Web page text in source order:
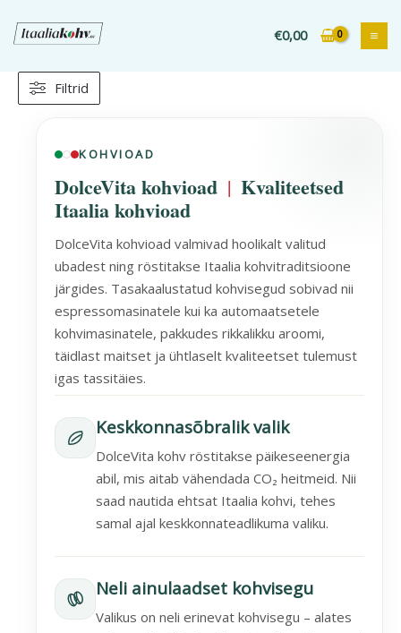
sisu
juurde
€0,00
Filtrid
KOHVIOAD
DolceVita kohvioad | Kvaliteetsed
Itaalia kohvioad
DolceVita kohvioad valmivad hoolikalt valitud
ubadest ning röstitakse Itaalia kohvitraditsioone
järgides. Tasakaalustatud kohvisegud sobivad nii
espressomasinatele kui ka automaatsetele
kohvimasinatele, pakkudes rikkalikku aroomi,
täidlast maitset ja ühtlaselt kvaliteetset tulemust
igas tassitäies.
Keskkonnasõbralik valik
DolceVita kohv röstitakse päikeseenergia
abil, mis aitab vähendada CO₂ heitmeid. Nii
saad nautida ehtsat Itaalia kohvi, tehes
samal ajal keskkonnateadlikuma valiku.
Neli ainulaadset kohvisegu
Valikus on neli erinevat kohvisegu – alates